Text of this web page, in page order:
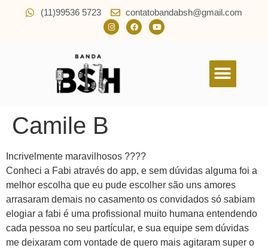
(11)99536 5723 contatobandabsh@gmail.com
Camile B
Incrivelmente maravilhosos ????
Conheci a Fabi através do app, e sem dúvidas alguma foi a
melhor escolha que eu pude escolher são uns amores
arrasaram demais no casamento os convidados só sabiam
elogiar a fabi é uma profissional muito humana entendendo
cada pessoa no seu partícular, e sua equipe sem dúvidas
me deixaram com vontade de quero mais agitaram super o